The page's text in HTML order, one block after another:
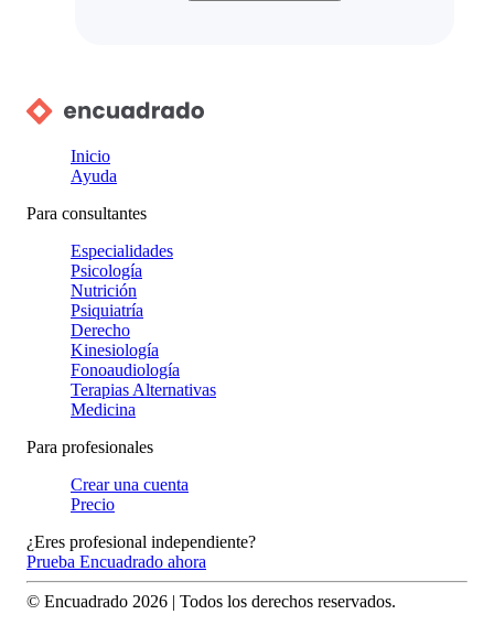
Inicio
Ayuda
Para consultantes
Especialidades
Psicología
Nutrición
Psiquiatría
Derecho
Kinesiología
Fonoaudiología
Terapias Alternativas
Medicina
Para profesionales
Crear una cuenta
Precio
¿Eres profesional independiente?
Prueba Encuadrado ahora
© Encuadrado 2026 | Todos los derechos reservados.